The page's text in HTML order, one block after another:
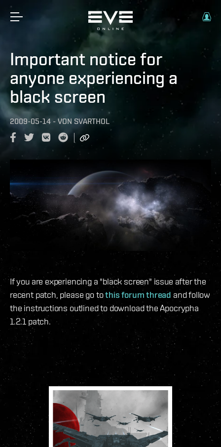
Important notice for
anyone experiencing a
black screen
2009-05-14 - VON SVARTHOL
If you are experiencing a "black screen" issue after the
recent patch, please go tothis forum thread and follow
the instructions outlined to download the Apocrypha
1.2.1 patch.